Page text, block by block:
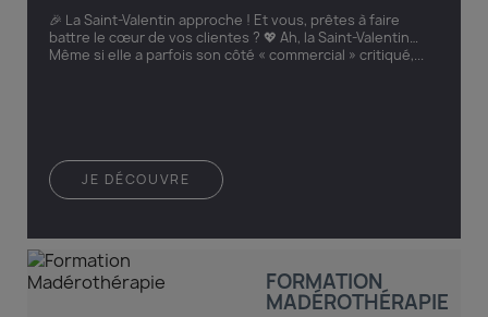
🎉 La Saint-Valentin approche ! Et vous, prêtes à faire
battre le cœur de vos clientes ? 💖 Ah, la Saint-Valentin…
Même si elle a parfois son côté « commercial » critiqué,...
JE DÉCOUVRE
FORMATION
MADÉROTHÉRAPIE